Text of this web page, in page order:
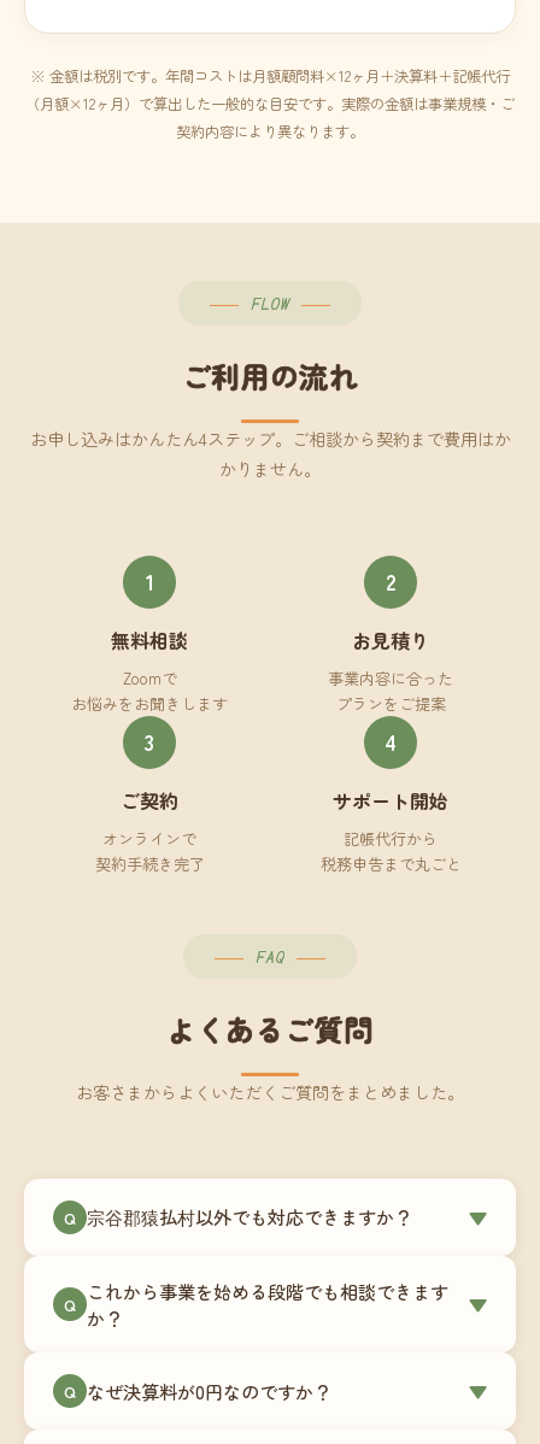
※ 金額は税別です。年間コストは月額顧問料×12ヶ月＋決算料＋記帳代行
（月額×12ヶ月）で算出した一般的な目安です。実際の金額は事業規模・ご
契約内容により異なります。
FLOW
ご利用の流れ
お申し込みはかんたん4ステップ。ご相談から契約まで費用はか
かりません。
1
無料相談
Zoomで
お悩みをお聞きします
2
お見積り
事業内容に合った
プランをご提案
3
ご契約
オンラインで
契約手続き完了
4
サポート開始
記帳代行から
税務申告まで丸ごと
FAQ
よくあるご質問
お客さまからよくいただくご質問をまとめました。
Q 宗谷郡猿払村以外でも対応できますか？ ▼
す。Zoomやチャットツールを使ったオンラインで
のやり取りが中心ですので、地域を問わずサポー
地域の事業者さまにご利用いただいています。
Q
これから事業を始める段階でも相談できます
か？
▼
180,000円〜）をご用意しています。事業計画の段
Q なぜ決算料が0円なのですか？ ▼